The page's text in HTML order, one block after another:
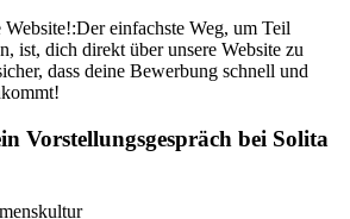
Der einfachste Weg, um Teil
ist, dich direkt über unsere Website zu
dass deine Bewerbung schnell und
Vorstellungsgespräch bei Solita